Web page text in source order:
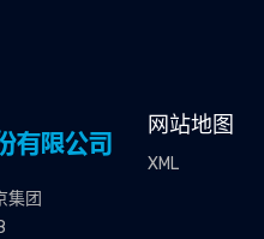
集团
网站地图
XML